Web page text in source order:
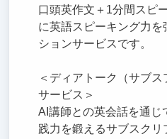
口頭英作文＋1分間スピ
に英語スピーキング力
ションサービスです。
＜ディアトーク（サブ
サービス＞
AI講師との英会話を通じ
践力を鍛えるサブスク